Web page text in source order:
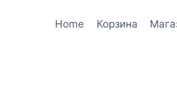
Home Корзина